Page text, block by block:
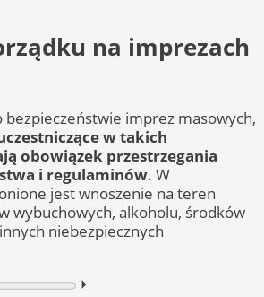
na imprezach
bezpieczeństwie imprez masowych,
w takich
obowiązek przestrzegania
i regulaminów. W
jest wnoszenie na teren
wybuchowych, alkoholu, środków
niebezpiecznych
⏵︎